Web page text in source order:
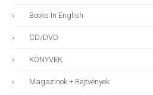
Books In English
CD/DVD
KÖNYVEK
Magazinok + Rejtvények